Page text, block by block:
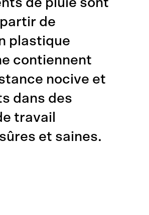
de pluie sont
de
plastique
contiennent
nocive et
dans des
travail
et saines.